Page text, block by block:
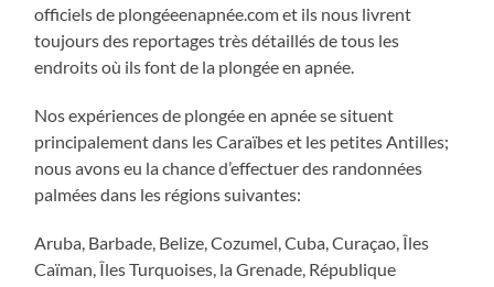
officiels de plongéeenapnée.com et ils nous livrent
toujours des reportages très détaillés de tous les
endroits où ils font de la plongée en apnée.
Nos expériences de plongée en apnée se situent
principalement dans les Caraïbes et les petites Antilles;
nous avons eu la chance d’effectuer des randonnées
palmées dans les régions suivantes:
Aruba, Barbade, Belize, Cozumel, Cuba, Curaçao, Îles
Caïman, Îles Turquoises, la Grenade, République